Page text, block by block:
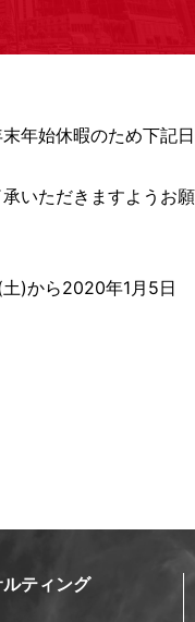
年始休暇のため下記日
いただきますようお願
)から2020年1月5日
ティング